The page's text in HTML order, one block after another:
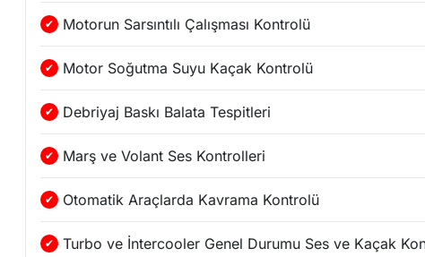
Motorun Sarsıntılı Çalışması Kontrolü
Motor Soğutma Suyu Kaçak Kontrolü
Debriyaj Baskı Balata Tespitleri
Marş ve Volant Ses Kontrolleri
Otomatik Araçlarda Kavrama Kontrolü
Turbo ve İntercooler Genel Durumu Ses ve Kaçak